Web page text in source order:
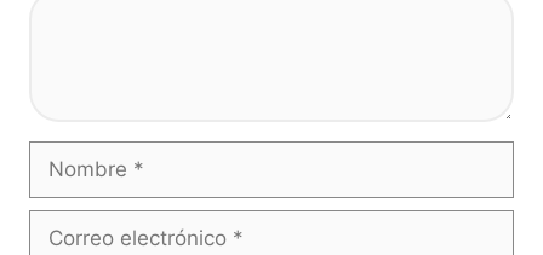
Nombre
Correo